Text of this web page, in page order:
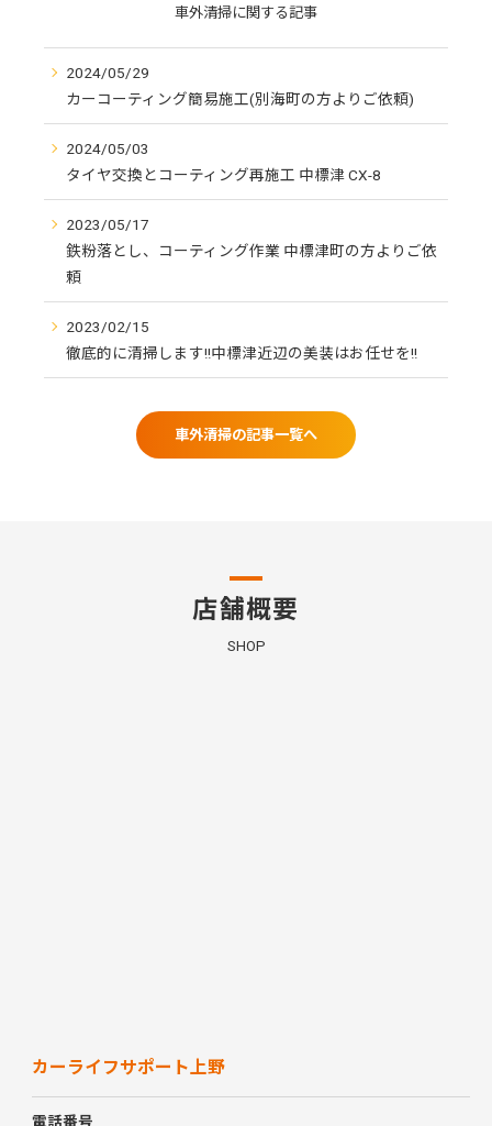
車外清掃に関する記事
2024/05/29
カーコーティング簡易施工(別海町の方よりご依頼)
2024/05/03
タイヤ交換とコーティング再施工 中標津 CX-8
2023/05/17
鉄粉落とし、コーティング作業 中標津町の方よりご依
頼
2023/02/15
徹底的に清掃します!!中標津近辺の美装はお任せを!!
車外清掃の記事一覧へ
店舗概要
SHOP
カーライフサポート上野
電話番号